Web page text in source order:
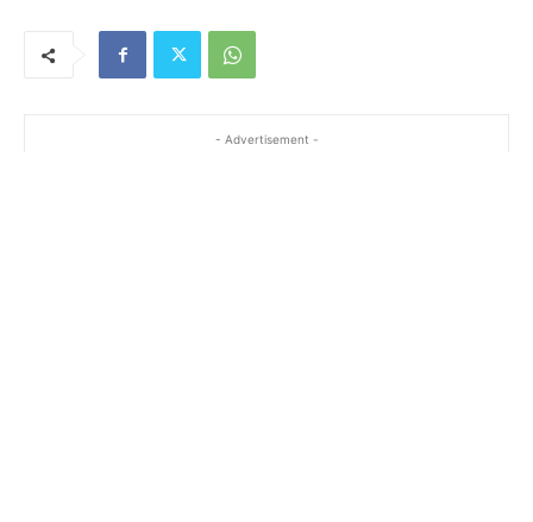
- Advertisement -